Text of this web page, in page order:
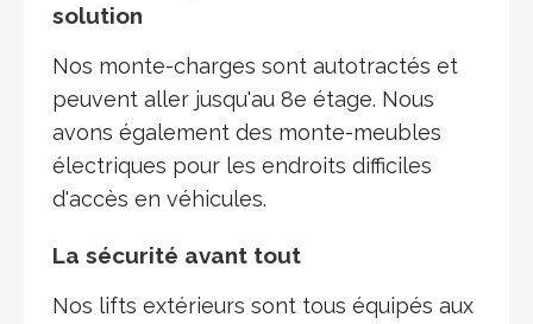
solution
Nos monte-charges sont autotractés et
peuvent aller jusqu'au 8e étage. Nous
avons également des monte-meubles
électriques pour les endroits difficiles
d'accès en véhicules.
La sécurité avant tout
Nos lifts extérieurs sont tous équipés aux